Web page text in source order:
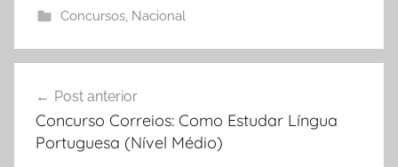
Concursos, Nacional
de
Post
Post anterior
Concurso Correios: Como Estudar Língua
Portuguesa (Nível Médio)